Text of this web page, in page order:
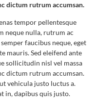
dictum rutrum accumsan.
tempor pellentesque
neque nulla, rutrum ac
faucibus neque, eget
mauris. Sed eleifend ante
sollicitudin nisl vel massa
dictum rutrum accumsan.
vehicula justo luctus a.
in, dapibus quis justo.